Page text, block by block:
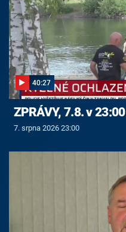
40:27
ZPRÁVY, 7.8. v 23:00
7. srpna 2026 23:00